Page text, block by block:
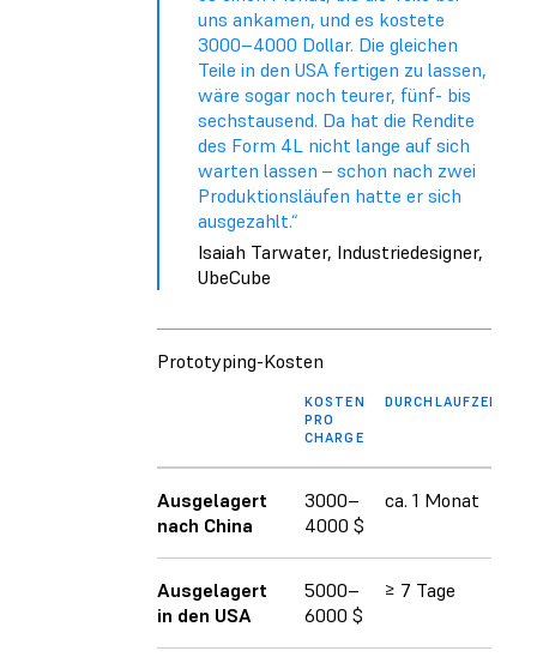
uns ankamen, und es kostete
3000–4000 Dollar. Die gleichen
Teile in den USA fertigen zu lassen,
wäre sogar noch teurer, fünf- bis
sechstausend. Da hat die Rendite
des Form 4L nicht lange auf sich
warten lassen – schon nach zwei
Produktionsläufen hatte er sich
ausgezahlt.“
Isaiah Tarwater, Industriedesigner,
UbeCube
Prototyping-Kosten
KOSTEN
PRO
CHARGE
DURCHLAUFZEIT
Ausgelagert
nach China
3000–
4000 $
ca. 1 Monat
Ausgelagert
in den USA
5000–
6000 $
≥ 7 Tage